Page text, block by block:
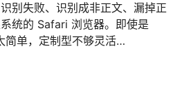
别失败、识别成非正文、漏掉正
统的 Safari 浏览器。即使是
简单，定制型不够灵活…